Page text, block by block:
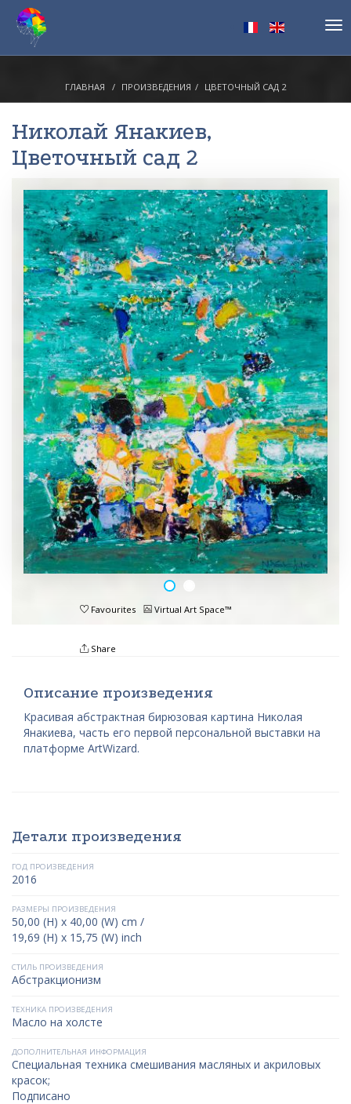
ГЛАВНАЯ ПРОИЗВЕДЕНИЯ ЦВЕТОЧНЫЙ САД 2
Николай Янакиев,
Цветочный сад 2
Favourites Virtual Art Space™
Share
Описание произведения
Красивая абстрактная бирюзовая картина Николая
Янакиева, часть его первой персональной выставки на
платформе ArtWizard.
Детали произведения
ГОД ПРОИЗВЕДЕНИЯ
2016
РАЗМЕРЫ ПРОИЗВЕДЕНИЯ
50,00 (H) x 40,00 (W) cm /
19,69 (H) x 15,75 (W) inch
СТИЛЬ ПРОИЗВЕДЕНИЯ
Абстракционизм
ТЕХНИКА ПРОИЗВЕДЕНИЯ
Масло на холсте
ДОПОЛНИТЕЛЬНАЯ ИНФОРМАЦИЯ
Специальная техника смешивания масляных и акриловых
красок;
Подписано